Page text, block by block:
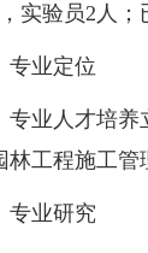
实验员2人；
业定位
人才培养立
林工程施工管
业研究